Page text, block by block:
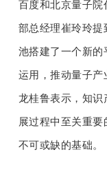
百度和北京量子
部总经理崔玲玲
池搭建了一个新
运用，推动量子
龙桂鲁表示，知
展过程中至关重
不可或缺的基础。